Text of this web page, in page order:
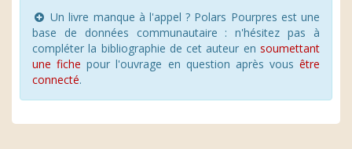
Un livre manque à l'appel ? Polars Pourpres est une
base de données communautaire : n'hésitez pas à
compléter la bibliographie de cet auteur en soumettant
une fiche pour l'ouvrage en question après vous être
connecté.